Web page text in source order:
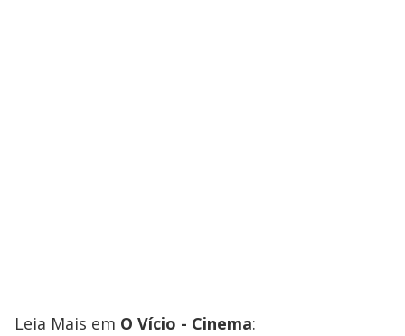
Leia Mais em O Vício - Cinema: